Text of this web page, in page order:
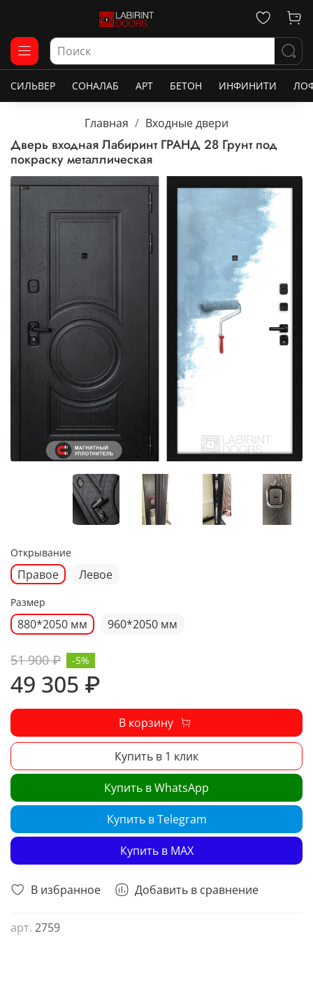
СИЛЬВЕР СОНАЛАБ АРТ БЕТОН ИНФИНИТИ
Главная Входные двери
Дверь входная Лабиринт ГРАНД 28 Грунт под
покраску металлическая
В избранное Добавить в сравнение
арт. 2759
Открывание
Правое Левое
Размер
880*2050 мм 960*2050 мм
51 900 ₽
49 305 ₽
-5%
В корзину
Купить в 1 клик
Купить в WhatsApp
Купить в Telegram
Купить в MAX